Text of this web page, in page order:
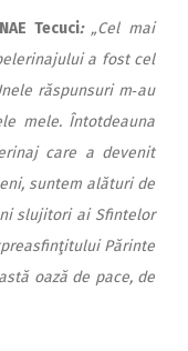
Tecuci: „Cel mai
a fost cel
răspunsuri m‑au
mele. Întotdeauna
care a devenit
suntem alături de
slujitori ai Sfintelor
Părinte
oază de pace, de